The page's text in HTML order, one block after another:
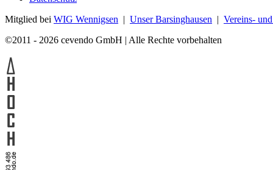
Mitglied bei WIG Wennigsen | Unser Barsinghausen | Vereins-
©2011 - 2026 cevendo GmbH | Alle Rechte vorbehalten